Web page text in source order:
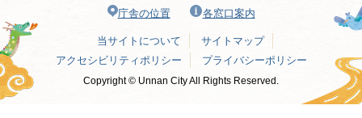
庁舎の位置 各窓口案内
当サイトについて
サイトマップ
アクセシビリティポリシー
プライバシーポリシー
Copyright © Unnan City All Rights Reserved.